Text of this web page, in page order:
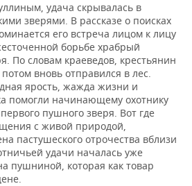
удача скрывалась в
зверями. В рассказе о поисках
его встреча лицом к лицу
борьбе храбрый
По словам краеведов, крестьянин
вновь отправился в лес.
ярость, жажда жизни и
помогли начинающему охотнику
пушного зверя. Вот где
с живой природой,
пастушеского отрочества вблизи
удачи началась уже
пушниной, которая как товар